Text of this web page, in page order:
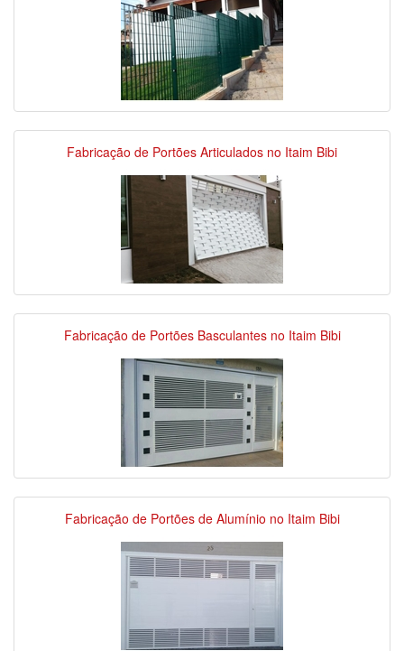
Fabricação de Portões Articulados no Itaim Bibi
Fabricação de Portões Basculantes no Itaim Bibi
Fabricação de Portões de Alumínio no Itaim Bibi